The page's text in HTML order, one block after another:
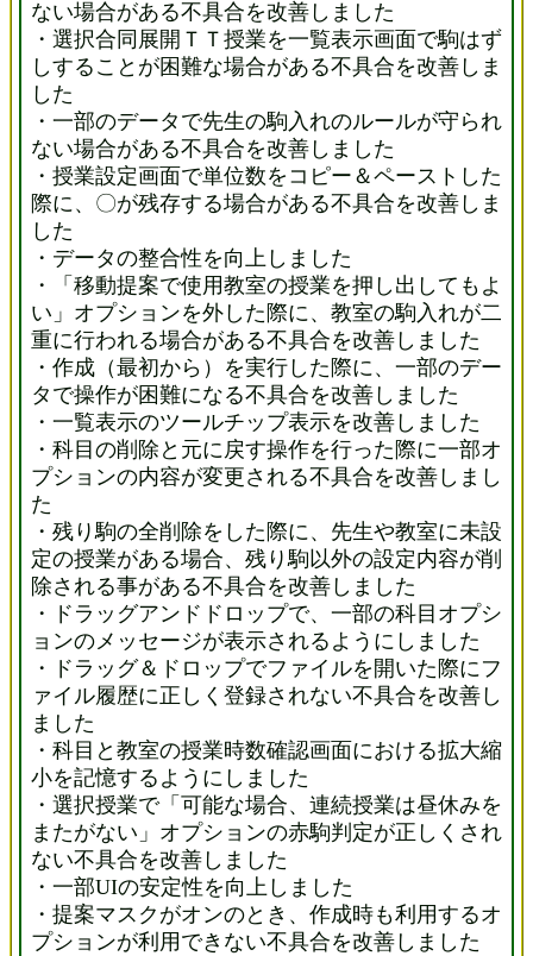
ない場合がある不具合を改善しました
・選択合同展開ＴＴ授業を一覧表示画面で駒はず
しすることが困難な場合がある不具合を改善しま
した
・一部のデータで先生の駒入れのルールが守られ
ない場合がある不具合を改善しました
・授業設定画面で単位数をコピー＆ペーストした
際に、〇が残存する場合がある不具合を改善しま
した
・データの整合性を向上しました
・「移動提案で使用教室の授業を押し出してもよ
い」オプションを外した際に、教室の駒入れが二
重に行われる場合がある不具合を改善しました
・作成（最初から）を実行した際に、一部のデー
タで操作が困難になる不具合を改善しました
・一覧表示のツールチップ表示を改善しました
・科目の削除と元に戻す操作を行った際に一部オ
プションの内容が変更される不具合を改善しまし
た
・残り駒の全削除をした際に、先生や教室に未設
定の授業がある場合、残り駒以外の設定内容が削
除される事がある不具合を改善しました
・ドラッグアンドドロップで、一部の科目オプシ
ョンのメッセージが表示されるようにしました
・ドラッグ＆ドロップでファイルを開いた際にフ
ァイル履歴に正しく登録されない不具合を改善し
ました
・科目と教室の授業時数確認画面における拡大縮
小を記憶するようにしました
・選択授業で「可能な場合、連続授業は昼休みを
またがない」オプションの赤駒判定が正しくされ
ない不具合を改善しました
・一部UIの安定性を向上しました
・提案マスクがオンのとき、作成時も利用するオ
プションが利用できない不具合を改善しました